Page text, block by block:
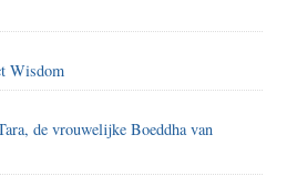
Wisdom
de vrouwelijke Boeddha van